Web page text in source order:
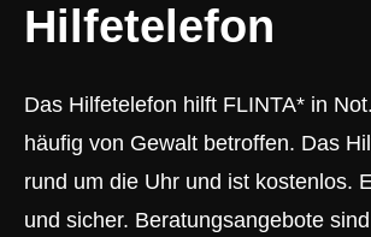
Hilfetelefon
Das Hilfetelefon hilft FLINTA* in
häufig von Gewalt betroffen. Das
rund um die Uhr und ist kostenlos.
und sicher. Beratungsangebote